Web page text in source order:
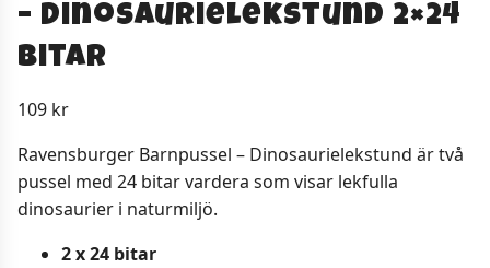
– Dinosaurielekstund 2×24
bitar
109 kr
Ravensburger Barnpussel – Dinosaurielekstund är två
pussel med 24 bitar vardera som visar lekfulla
dinosaurier i naturmiljö.
2 x 24 bitar